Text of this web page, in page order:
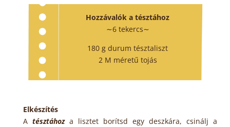
Hozzávalók a tésztához
∼6 tekercs∼
180 g durum tésztaliszt
2 M méretű tojás
Elkészítés
A tésztához a lisztet borítsd egy deszkára, csinálj a